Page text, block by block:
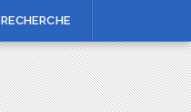
RECHERCHE